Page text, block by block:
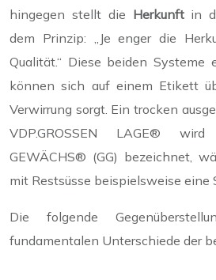
hingegen stellt die Herkunftin
dem Prinzip: „Je enger die
Qualität.“ Diese beiden Systeme
können sich auf einem Etikett
Verwirrung sorgt. Ein trocken
VDP.GROSSEN LAGE® wird
GEWÄCHS® (GG) bezeichnet,
mit Restsüsse beispielsweise eine
Die folgende
fundamentalen Unterschiede der